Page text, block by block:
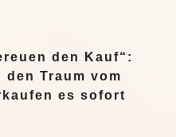
den Kauf“:
Traum vom
es sofort